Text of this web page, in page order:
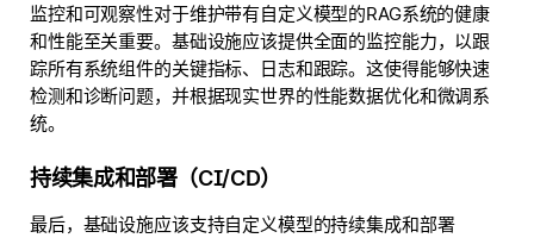
监控和可观察性对于维护带有自定义模型的RAG系统的健康
和性能至关重要。基础设施应该提供全面的监控能力，以跟
踪所有系统组件的关键指标、日志和跟踪。这使得能够快速
检测和诊断问题，并根据现实世界的性能数据优化和微调系
统。
持续集成和部署（CI/CD）
最后，基础设施应该支持自定义模型的持续集成和部署